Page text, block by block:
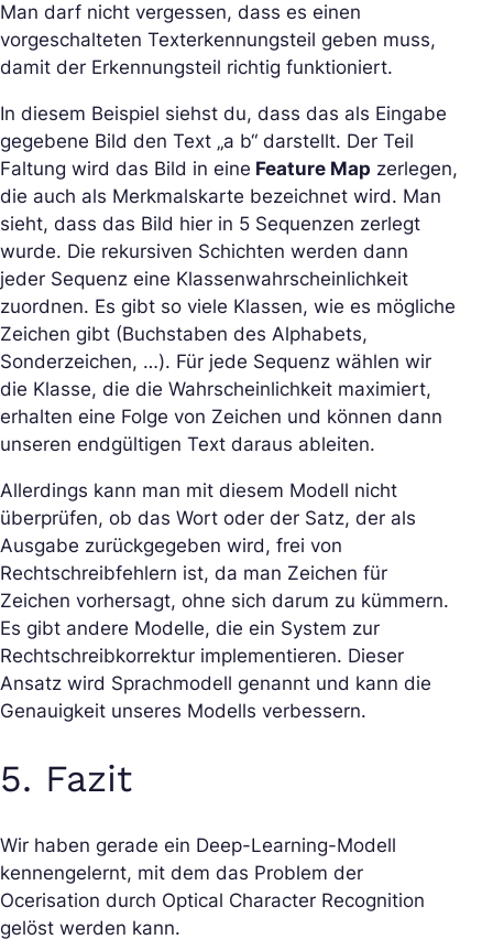
Man darf nicht vergessen, dass es einen
vorgeschalteten Texterkennungsteil geben muss,
damit der Erkennungsteil richtig funktioniert.
In diesem Beispiel siehst du, dass das als Eingabe
gegebene Bild den Text „a b“ darstellt. Der Teil
Faltung wird das Bild in eine Feature Map zerlegen,
die auch als Merkmalskarte bezeichnet wird. Man
sieht, dass das Bild hier in 5 Sequenzen zerlegt
wurde. Die rekursiven Schichten werden dann
jeder Sequenz eine Klassenwahrscheinlichkeit
zuordnen. Es gibt so viele Klassen, wie es mögliche
Zeichen gibt (Buchstaben des Alphabets,
Sonderzeichen, …). Für jede Sequenz wählen wir
die Klasse, die die Wahrscheinlichkeit maximiert,
erhalten eine Folge von Zeichen und können dann
unseren endgültigen Text daraus ableiten.
Allerdings kann man mit diesem Modell nicht
überprüfen, ob das Wort oder der Satz, der als
Ausgabe zurückgegeben wird, frei von
Rechtschreibfehlern ist, da man Zeichen für
Zeichen vorhersagt, ohne sich darum zu kümmern.
Es gibt andere Modelle, die ein System zur
Rechtschreibkorrektur implementieren. Dieser
Ansatz wird Sprachmodell genannt und kann die
Genauigkeit unseres Modells verbessern.
5. Fazit
Wir haben gerade ein Deep-Learning-Modell
kennengelernt, mit dem das Problem der
Ocerisation durch Optical Character Recognition
gelöst werden kann.